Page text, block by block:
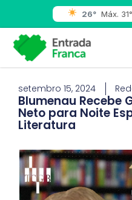
26° Máx.
setembro 15, 2024
Blumenau Recebe
Neto para Noite
Literatura